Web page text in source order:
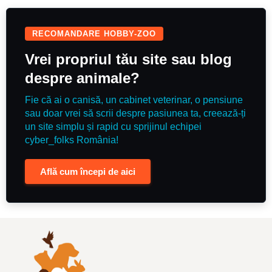
RECOMANDARE HOBBY-ZOO
Vrei propriul tău site sau blog
despre animale?
Fie că ai o canisă, un cabinet veterinar, o pensiune
sau doar vrei să scrii despre pasiunea ta, creează-ți
un site simplu și rapid cu sprijinul echipei
cyber_folks România!
Află cum începi de aici